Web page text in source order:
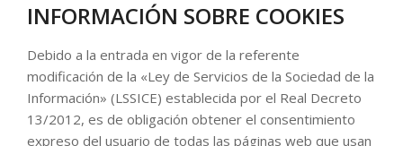
INFORMACIÓN SOBRE COOKIES
Debido a la entrada en vigor de la referente
modificación de la «Ley de Servicios de la Sociedad de la
Información» (LSSICE) establecida por el Real Decreto
13/2012, es de obligación obtener el consentimiento
expreso del usuario de todas las páginas web que usan